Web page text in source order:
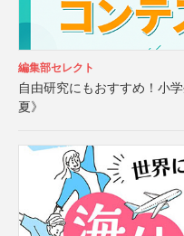
編集部セレクト
自由研究にもおすすめ！小
夏》